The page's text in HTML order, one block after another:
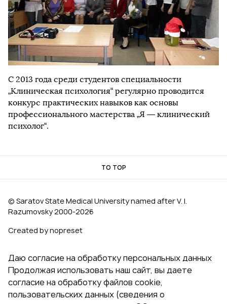
С 2013 года среди студентов специальности
„Клиническая психология“ регулярно проводится
конкурс практических навыков как основы
профессионального мастерства „Я — клинический
психолог“.
TO TOP
© Saratov State Medical University named after V. I.
Razumovsky 2000‑2026
Created by nopreset
Даю согласие на обработку персональных данных
Продолжая использовать наш сайт, вы даете
согласие на обработку файлов cookie,
пользовательских данных (сведения о